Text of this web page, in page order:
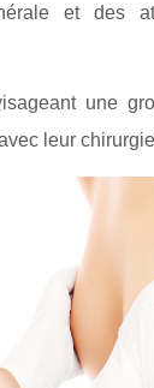
et des
une
leur